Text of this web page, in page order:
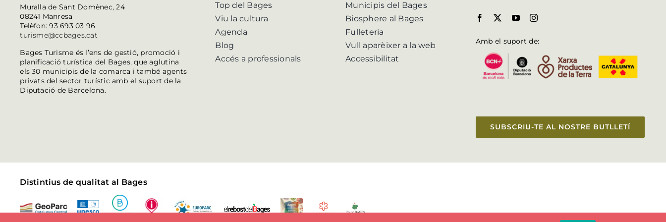
Muralla de Sant Domènec, 24
08241 Manresa
Telèfon: 93 693 03 96
turisme@ccbages.cat
Bages Turisme és l’ens de gestió, promoció i
planificació turística del Bages, que aglutina
els 30 municipis de la comarca i també agents
privats del sector turístic amb el suport de la
Diputació de Barcelona.
Top del Bages
Viu la cultura
Agenda
Blog
Accés a professionals
Municipis del Bages
Biosphere al Bages
Fulleteria
Vull aparèixer a la web
Accessibilitat
Amb el suport de:
SUBSCRIU-TE AL NOSTRE BUTLLETÍ
Distintius de qualitat al Bages